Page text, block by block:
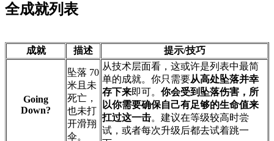
全成就列表
成就 描述 提示/技巧
Going
Down?
坠落 70
米且未
死亡，
也未打
开滑翔
伞。
从技术层面看，这或许是列表中最简
单的成就。你只需要从高处坠落并幸
存下来即可。 你会受到坠落伤害，所
以你需要确保自己有足够的生命值来
扛过这一击。建议在等级较高时尝
试，或者每次升级后都去试着跳一